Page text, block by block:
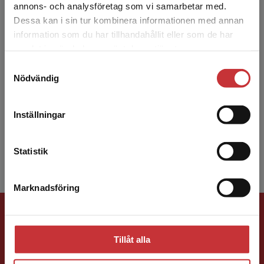
annons- och analysföretag som vi samarbetar med.
Dessa kan i sin tur kombinera informationen med annan
information som du har tillhandahållit eller som de har
Nödvändig
Inställningar
Statistik
Marknadsföring
Tillåt alla
Det verkar som att du besöker
studentlitteratur.se via en enhet utanför Sverige.
Vi erbjuder inte leveranser utanför Sverige. För
att kunna slutföra ett köp måste
naturvitenskapelig universitet i Trondheim. Hon